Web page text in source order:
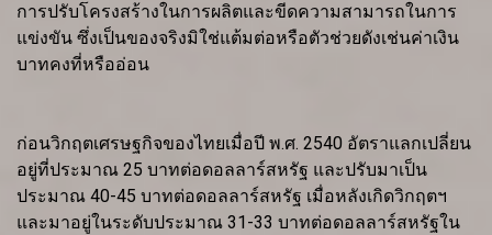
การปรับโครงสร้างในการผลิตและขีดความสามารถในการ
แข่งขัน ซึ่งเป็นของจริงมิใช่แต้มต่อหรือตัวช่วยดังเช่นค่าเงิน
บาทคงที่หรืออ่อน
ก่อนวิกฤตเศรษฐกิจของไทยเมื่อปี พ.ศ. 2540 อัตราแลกเปลี่ยน
อยู่ที่ประมาณ 25 บาทต่อดอลลาร์สหรัฐ และปรับมาเป็น
ประมาณ 40-45 บาทต่อดอลลาร์สหรัฐ เมื่อหลังเกิดวิกฤตฯ
และมาอยู่ในระดับประมาณ 31-33 บาทต่อดอลลาร์สหรัฐใน